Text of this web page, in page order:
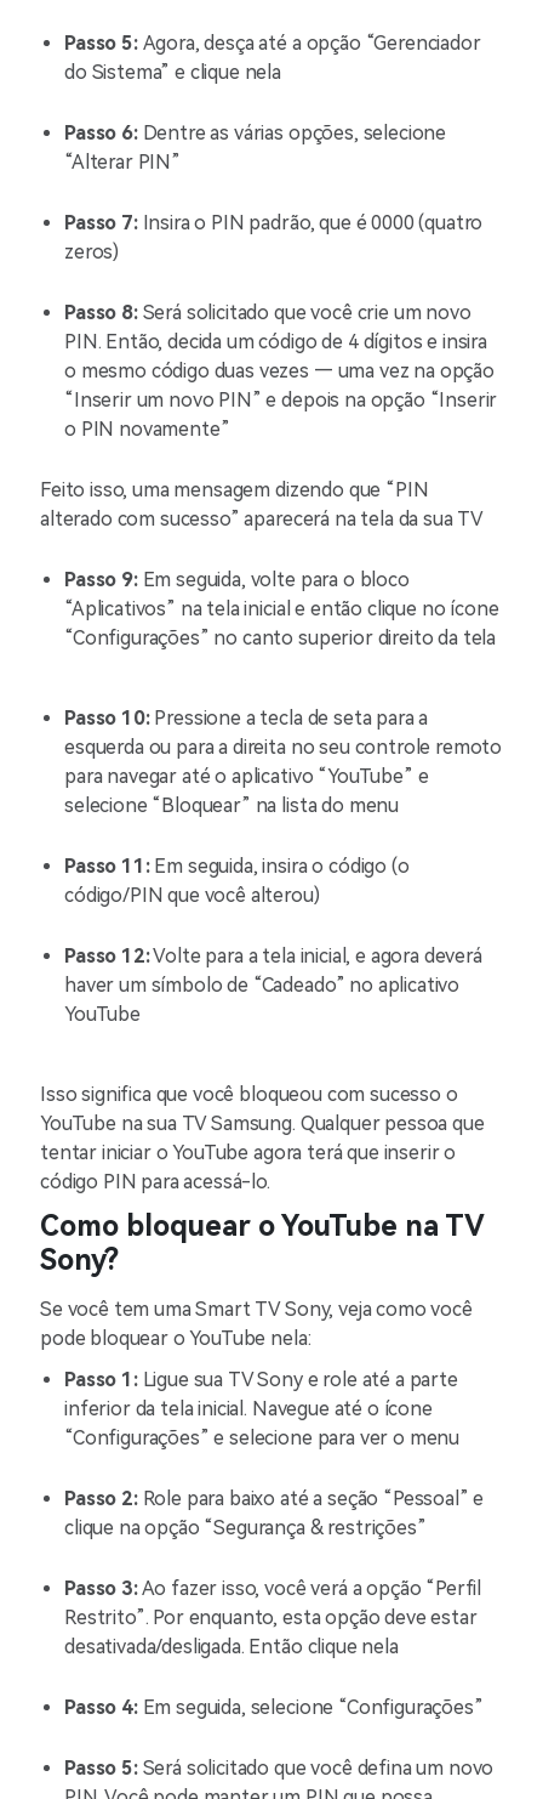
Passo 5: Agora, desça até a opção “Gerenciador
do Sistema” e clique nela
Passo 6:Dentre as várias opções, selecione
“Alterar PIN”
Passo 7:Insira o PIN padrão, que é 0000 (quatro
zeros)
Passo 8: Será solicitado que você crie um novo
PIN. Então, decida um código de 4 dígitos e insira
o mesmo código duas vezes — uma vez na opção
“Inserir um novo PIN” e depois na opção “Inserir
o PIN novamente”
Feito isso, uma mensagem dizendo que “PIN
alterado com sucesso” aparecerá na tela da sua TV
Passo 9:Em seguida, volte para o bloco
“Aplicativos” na tela inicial e então clique no ícone
“Configurações” no canto superior direito da tela
Passo 10:Pressione a tecla de seta para a
esquerda ou para a direita no seu controle remoto
para navegar até o aplicativo “YouTube” e
selecione “Bloquear” na lista do menu
Passo 11:Em seguida, insira o código (o
código/PIN que você alterou)
Passo 12:Volte para a tela inicial, e agora deverá
haver um símbolo de “Cadeado” no aplicativo
YouTube
Isso significa que você bloqueou com sucesso o
YouTube na sua TV Samsung. Qualquer pessoa que
tentar iniciar o YouTube agora terá que inserir o
código PIN para acessá-lo.
Como bloquear o YouTube na TV
Sony?
Se você tem uma Smart TV Sony, veja como você
pode bloquear o YouTube nela:
Passo 1:Ligue sua TV Sony e role até a parte
inferior da tela inicial. Navegue até o ícone
“Configurações” e selecione para ver o menu
Passo 2: Role para baixo até a seção “Pessoal” e
clique na opção “Segurança & restrições”
Passo 3:Ao fazer isso, você verá a opção “Perfil
Restrito”. Por enquanto, esta opção deve estar
desativada/desligada. Então clique nela
Passo 4:Em seguida, selecione “Configurações”
Passo 5:Será solicitado que você defina um novo